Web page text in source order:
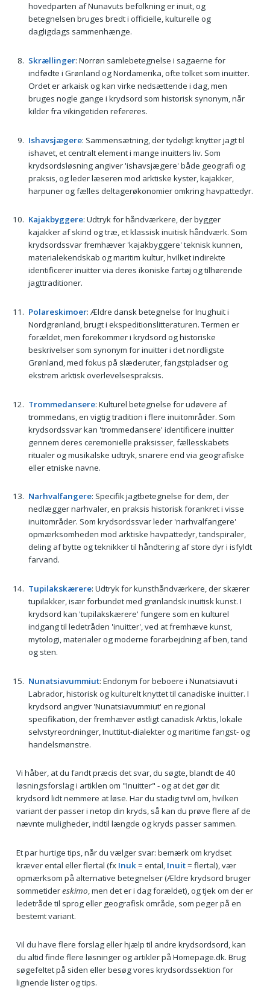
hovedparten af Nunavuts befolkning er inuit, og
betegnelsen bruges bredt i officielle, kulturelle og
dagligdags sammenhænge.
Skrællinger: Norrøn samlebetegnelse i sagaerne for
indfødte i Grønland og Nordamerika, ofte tolket som inuitter.
Ordet er arkaisk og kan virke nedsættende i dag, men
bruges nogle gange i krydsord som historisk synonym, når
kilder fra vikingetiden refereres.
Ishavsjægere: Sammensætning, der tydeligt knytter jagt til
ishavet, et centralt element i mange inuitters liv. Som
krydsordsløsning angiver 'ishavsjægere' både geografi og
praksis, og leder læseren mod arktiske kyster, kajakker,
harpuner og fælles deltagerøkonomier omkring havpattedyr.
Kajakbyggere: Udtryk for håndværkere, der bygger
kajakker af skind og træ, et klassisk inuitisk håndværk. Som
krydsordssvar fremhæver 'kajakbyggere' teknisk kunnen,
materialekendskab og maritim kultur, hvilket indirekte
identificerer inuitter via deres ikoniske fartøj og tilhørende
jagttraditioner.
Polareskimoer: Ældre dansk betegnelse for Inughuit i
Nordgrønland, brugt i ekspeditionslitteraturen. Termen er
forældet, men forekommer i krydsord og historiske
beskrivelser som synonym for inuitter i det nordligste
Grønland, med fokus på slæderuter, fangstpladser og
ekstrem arktisk overlevelsespraksis.
Trommedansere: Kulturel betegnelse for udøvere af
trommedans, en vigtig tradition i flere inuitområder. Som
krydsordssvar kan 'trommedansere' identificere inuitter
gennem deres ceremonielle praksisser, fællesskabets
ritualer og musikalske udtryk, snarere end via geografiske
eller etniske navne.
Narhvalfangere: Specifik jagtbetegnelse for dem, der
nedlægger narhvaler, en praksis historisk forankret i visse
inuitområder. Som krydsordssvar leder 'narhvalfangere'
opmærksomheden mod arktiske havpattedyr, tandspiraler,
deling af bytte og teknikker til håndtering af store dyr i isfyldt
farvand.
Tupilakskærere: Udtryk for kunsthåndværkere, der skærer
tupilakker, især forbundet med grønlandsk inuitisk kunst. I
krydsord kan 'tupilakskærere' fungere som en kulturel
indgang til ledetråden 'inuitter', ved at fremhæve kunst,
mytologi, materialer og moderne forarbejdning af ben, tand
og sten.
Nunatsiavummiut: Endonym for beboere i Nunatsiavut i
Labrador, historisk og kulturelt knyttet til canadiske inuitter. I
krydsord angiver 'Nunatsiavummiut' en regional
specifikation, der fremhæver østligt canadisk Arktis, lokale
selvstyreordninger, Inuttitut-dialekter og maritime fangst- og
handelsmønstre.
Vi håber, at du fandt præcis det svar, du søgte, blandt de 40
løsningsforslag i artiklen om "Inuitter" - og at det gør dit
krydsord lidt nemmere at løse. Har du stadig tvivl om, hvilken
variant der passer i netop din kryds, så kan du prøve flere af de
nævnte muligheder, indtil længde og kryds passer sammen.
Et par hurtige tips, når du vælger svar: bemærk om krydset
kræver ental eller flertal (fx Inuk= ental, Inuit= flertal), vær
opmærksom på alternative betegnelser (Ældre krydsord bruger
sommetidereskimo, men det er i dag forældet), og tjek om der er
ledetråde til sprog eller geografisk område, som peger på en
bestemt variant.
Vil du have flere forslag eller hjælp til andre krydsordsord, kan
du altid finde flere løsninger og artikler på Homepage.dk. Brug
søgefeltet på siden eller besøg vores krydsordssektion for
lignende lister og tips.